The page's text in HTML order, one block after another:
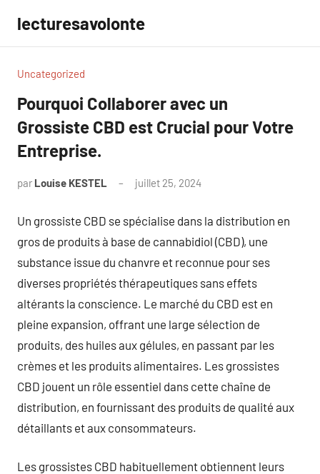
contenu
lecturesavolonte
Uncategorized
Pourquoi Collaborer avec un
Grossiste CBD est Crucial pour Votre
Entreprise.
par Louise KESTEL juillet 25, 2024
Un grossiste CBD se spécialise dans la distribution en
gros de produits à base de cannabidiol (CBD), une
substance issue du chanvre et reconnue pour ses
diverses propriétés thérapeutiques sans effets
altérants la conscience. Le marché du CBD est en
pleine expansion, offrant une large sélection de
produits, des huiles aux gélules, en passant par les
crèmes et les produits alimentaires. Les grossistes
CBD jouent un rôle essentiel dans cette chaîne de
distribution, en fournissant des produits de qualité aux
détaillants et aux consommateurs.
Les grossistes CBD habituellement obtiennent leurs